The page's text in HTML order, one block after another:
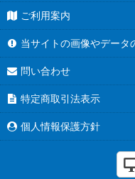
ご利用案内
当サイトの画像やデータ
問い合わせ
特定商取引法表示
個人情報保護方針